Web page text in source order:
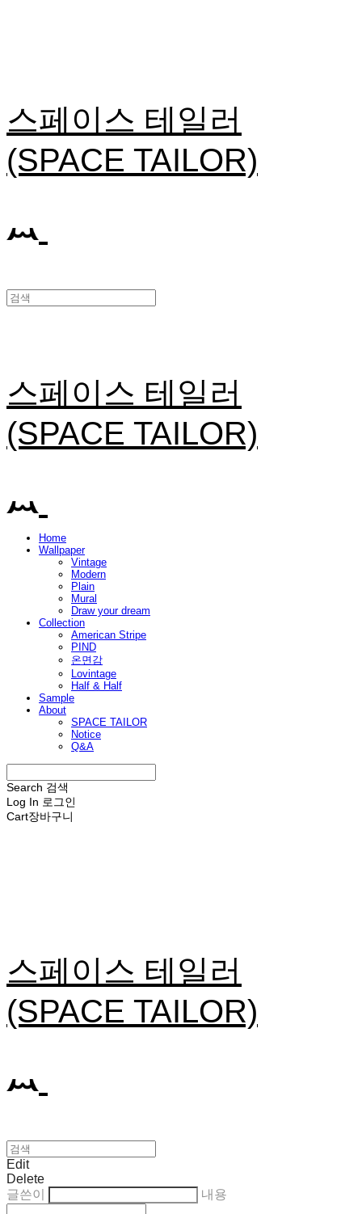
스페이스 테일러
(SPACE TAILOR)
스페이스 테일러
(SPACE TAILOR)
Home
Wallpaper
Vintage
Modern
Plain
Mural
Draw your dream
Collection
American Stripe
PIND
온면감
Lovintage
Half & Half
Sample
About
SPACE TAILOR
Notice
Q&A
Search 검색
Log In 로그인
Cart장바구니
스페이스 테일러
(SPACE TAILOR)
Edit
Delete
글쓴이
내용